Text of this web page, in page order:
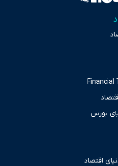
و در کنار تحلیل آمارها،
اثرگذار بر اقتصاد را با رویکردی
بورس
اقتصاد